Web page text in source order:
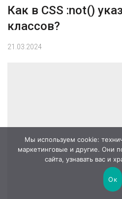
Как в CSS :not()
классов?
21.03.2024
Мы используем cookie:
маркетинговые и другие. Они
сайта, узнавать вас и
Ок